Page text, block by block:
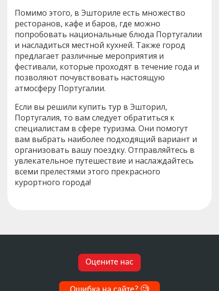
Помимо этого, в Эшториле есть множество
ресторанов, кафе и баров, где можно
попробовать национальные блюда Португалии
и насладиться местной кухней. Также город
предлагает различные мероприятия и
фестивали, которые проходят в течение года и
позволяют почувствовать настоящую
атмосферу Португалии.
Если вы решили купить тур в Эшторил,
Португалия, то вам следует обратиться к
специалистам в сфере туризма. Они помогут
вам выбрать наиболее подходящий вариант и
организовать вашу поездку. Отправляйтесь в
увлекательное путешествие и наслаждайтесь
всеми прелестями этого прекрасного
курортного города!
Оцените нас